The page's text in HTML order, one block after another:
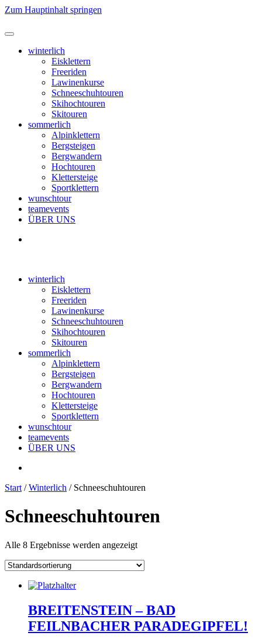
Zum Hauptinhalt springen
winterlich
Eisklettern
Freeriden
Lawinenkurse
Schneeschuhtouren
Skihochtouren
Skitouren
sommerlich
Alpinklettern
Bergsteigen
Bergwandern
Hochtouren
Klettersteige
Sportklettern
wunschtour
teamevents
ÜBER UNS
winterlich
Eisklettern
Freeriden
Lawinenkurse
Schneeschuhtouren
Skihochtouren
Skitouren
sommerlich
Alpinklettern
Bergsteigen
Bergwandern
Hochtouren
Klettersteige
Sportklettern
wunschtour
teamevents
ÜBER UNS
Start /Winterlich / Schneeschuhtouren
Schneeschuhtouren
Alle 8 Ergebnisse werden angezeigt
BREITENSTEIN – BAD
FEILNBACHER PARADEGIPFEL!